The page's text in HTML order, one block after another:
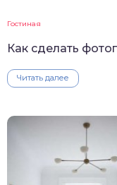
Гостиная
Как сделать
Читать далее